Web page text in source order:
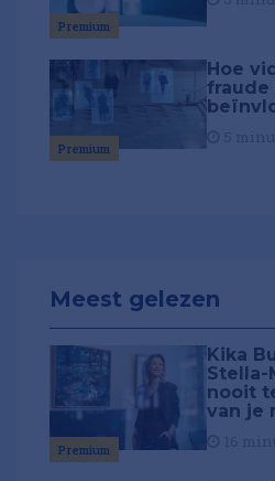
Premium
Premium
Hoe
fraude
Meest gelezen
Premium
Kika
Stella-
nooit
van je